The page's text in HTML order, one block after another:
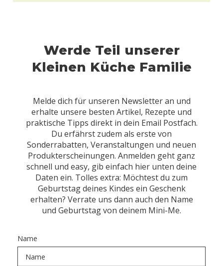
Werde Teil unserer
Kleinen Küche Familie
Melde dich für unseren Newsletter an und
erhalte unsere besten Artikel, Rezepte und
praktische Tipps direkt in dein Email Postfach.
Du erfährst zudem als erste von
Sonderrabatten, Veranstaltungen und neuen
Produkterscheinungen. Anmelden geht ganz
schnell und easy, gib einfach hier unten deine
Daten ein. Tolles extra: Möchtest du zum
Geburtstag deines Kindes ein Geschenk
erhalten? Verrate uns dann auch den Name
und Geburtstag von deinem Mini-Me.
Name